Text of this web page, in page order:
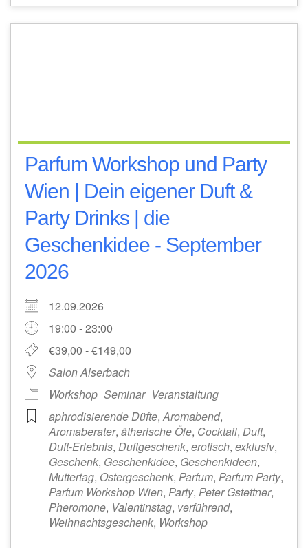
Parfum Workshop und Party
Wien | Dein eigener Duft &
Party Drinks | die
Geschenkidee - September
2026
12.09.2026
19:00 - 23:00
€39,00 - €149,00
Salon Alserbach
Workshop Seminar Veranstaltung
aphrodisierende Düfte,Aromabend,
Aromaberater, ätherische Öle, Cocktail, Duft,
Duft-Erlebnis, Duftgeschenk, erotisch, exklusiv,
Geschenk, Geschenkidee, Geschenkideen,
Muttertag, Ostergeschenk, Parfum, Parfum Party,
Parfum Workshop Wien, Party, Peter Gstettner,
Pheromone, Valentinstag, verführend,
Weihnachtsgeschenk, Workshop